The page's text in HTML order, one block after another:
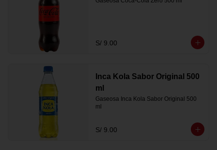
S/ 9.00
Inca Kola Sabor Original 500
ml
Gaseosa Inca Kola Sabor Original 500
ml
S/ 9.00